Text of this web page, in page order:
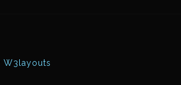
W3layouts